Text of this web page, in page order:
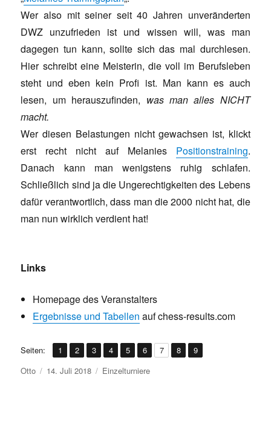
Wer also mit seiner seit 40 Jahren unveränderten
DWZ unzufrieden ist und wissen will, was man
dagegen tun kann, sollte sich das mal durchlesen.
Hier schreibt eine Meisterin, die voll im Berufsleben
steht und eben kein Profi ist. Man kann es auch
lesen, um herauszufinden, was man alles NICHT
macht.
Wer diesen Belastungen nicht gewachsen ist, klickt
erst recht nicht auf Melanies Positionstraining.
Danach kann man wenigstens ruhig schlafen.
Schließlich sind ja die Ungerechtigkeiten des Lebens
dafür verantwortlich, dass man die 2000 nicht hat, die
man nun wirklich verdient hat!
Links
Homepage des Veranstalters
Ergebnisse und Tabellen auf chess-results.com
Seiten: Seite
1 ,
Seite
2 ,
Seite
3 ,
Seite
4 ,
Seite
5 ,
Seite
6 ,
Seite
7 ,
Seite
8 ,
Seite
9
Autor
Otto Veröffentlicht
14. Juli 2018 Kategorien
Einzelturniere